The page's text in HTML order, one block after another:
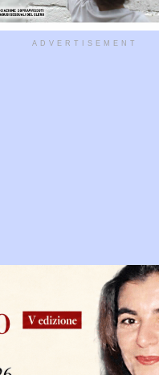
ADVERTISEMENT